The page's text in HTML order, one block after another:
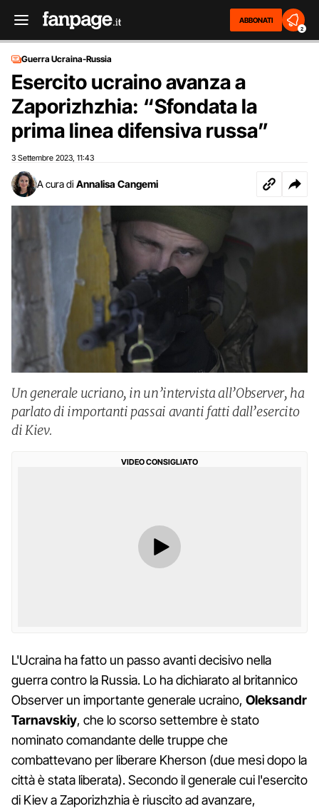
ABBONATI
2
Guerra Ucraina-Russia
Esercito ucraino avanza a
Zaporizhzhia: “Sfondata la
prima linea difensiva russa”
3 Settembre 2023 11:43
A cura di Annalisa Cangemi
Un generale ucriano, in un’intervista all’Observer, ha
parlato di importanti passai avanti fatti dall’esercito
di Kiev.
VIDEO CONSIGLIATO
L'Ucraina ha fatto un passo avanti decisivo nella
guerra contro la Russia. Lo ha dichiarato al britannico
Observer un importante generale ucraino, Oleksandr
Tarnavskiy, che lo scorso settembre è stato
nominato comandante delle truppe che
combattevano per liberare Kherson (due mesi dopo la
città è stata liberata). Secondo il generale cui l'esercito
di Kiev a Zaporizhzhia è riuscito ad avanzare,